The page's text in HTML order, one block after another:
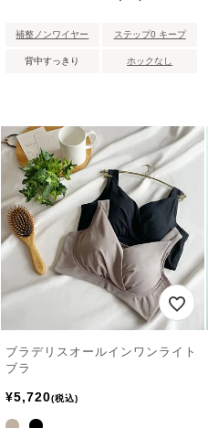
補整ノンワイヤー ステップ0 キープ
背中すっきり ホックなし
ブラデリスオールインワンライト
ブラ
¥5,720 税込